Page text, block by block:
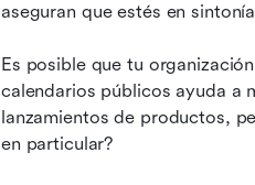
aseguran que estés en
Es posible que tu
calendarios públicos ayuda a
lanzamientos de productos,
en particular?